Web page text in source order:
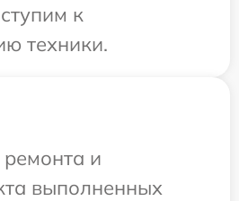
к
техники.
и
выполненных